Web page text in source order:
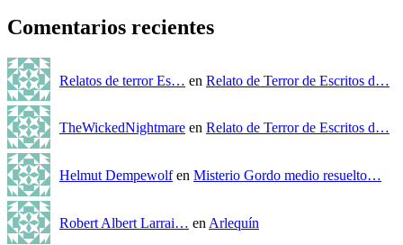
Comentarios recientes
Relatos de terror Es… en Relato de Terror de Escritos d…
TheWickedNightmare en Relato de Terror de Escritos d…
Helmut Dempewolfen Misterio Gordo medio resuelto…
Robert Albert Larrai… en Arlequín